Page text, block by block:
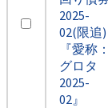
2025-
02(限追)
『愛称：
グロタ
2025-
02』